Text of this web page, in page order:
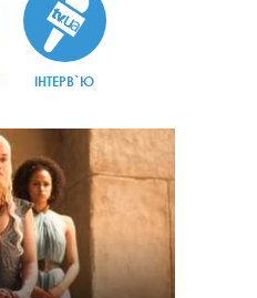
ІНТЕРВ`Ю